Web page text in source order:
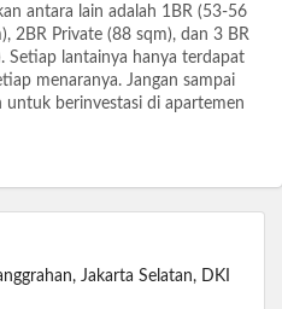
antara lain adalah 1BR (53-56
2BR Private (88 sqm), dan 3 BR
Setiap lantainya hanya terdapat
menaranya. Jangan sampai
berinvestasi di apartemen
Jakarta Selatan, DKI